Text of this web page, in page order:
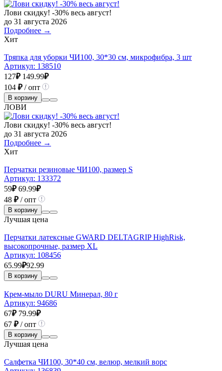
Лови скидку! -30% весь август!
до 31 августа 2026
Подробнее →
Хит
Тряпка для уборки ЧИ100, 30*30 см, микрофибра, 3 шт
Артикул: 138510
127₽ 149.99₽
104 ₽/ опт
В корзину
ЛОВИ
Лови скидку! -30% весь август!
до 31 августа 2026
Подробнее →
Хит
Перчатки резиновые ЧИ100, размер S
Артикул: 133372
59₽ 69.99₽
48 ₽/ опт
В корзину
Лучшая цена
Перчатки латексные GWARD DELTAGRIP HighRisk,
высокопрочные, размер XL
Артикул: 108456
65.99₽92.99
В корзину
Крем-мыло DURU Минерал, 80 г
Артикул: 94686
67₽ 79.99₽
67 ₽/ опт
В корзину
Лучшая цена
Салфетка ЧИ100, 30*40 см, велюр, мелкий ворс